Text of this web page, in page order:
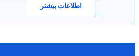
اطلاعات بیشتر